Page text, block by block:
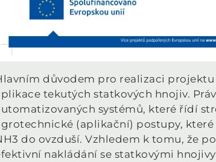
důvodem pro realizaci
tekutých statkových hnojiv.
systémů, které řídí
(aplikační) postupy,
do ovzduší. Vzhledem k tomu, že
nakládání se statkovými